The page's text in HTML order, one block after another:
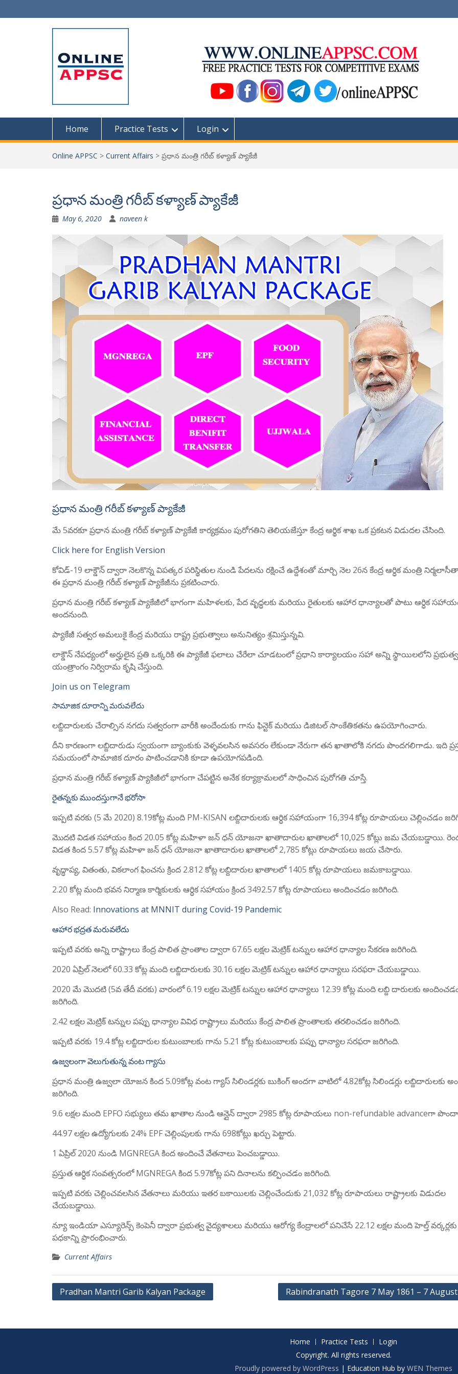
to
Home Practice Tests Login
Online APPSC > Current Affairs > ప్రధాన మంత్రి గరీబ్ కళ్యాణ్ ప్యాకేజీ
ప్రధాన మంత్రి గరీబ్ కళ్యాణ్ ప్యాకేజీ
May 6, 2020 naveen k
ప్రధాన మంత్రి గరీబ్ కళ్యాణ్ ప్యాకేజీ
మే 5వరకూ ప్రధాన మంత్రి గరీబ్ కళ్యాణ్ ప్యాకేజీ కార్యక్రమం పురోగతిని తెలియజేస్తూ కేంద్ర ఆర్థిక శాఖ ఒక ప్రకటన విడుదల చేసింది.
Click here for English Version
కోవిడ్-19 లాక్డౌన్ ద్వారా నెలకొన్న విపత్కర పరిస్థితుల నుండి పేదలను రక్షించే ఉద్దేశంతో మార్చి నెల 26న కేంద్ర ఆర్ధిక మంత్రి
ఈ ప్రధాన మంత్రి గరీబ్ కళ్యాణ్ ప్యాకేజీను ప్రకటించారు.
ప్రధాన మంత్రి గరీబ్ కళ్యాణ్ ప్యాకేజీలో భాగంగా మహిళలకు, పేద వృద్ధలకు మరియు రైతులకు ఆహార ధాన్యాలతో పొటు ఆర్ధిక
అందనుంది.
ప్యాకేజీ సత్వర అమలుకై కేంద్ర మరియు రాష్ట్ర ప్రభుత్వాలు అనునిత్యం శ్రమిస్తున్నవి.
లాక్డౌన్ నేపధ్యంలో అర్హులైన ప్రతి ఒక్కరికి ఈ ప్యాకేజీ ఫలాలు చేరేలా చూడటంలో ప్రధాని కార్యాలయం సహా అన్ని స్థాయిలలోని ప్రభుత్వ
యంత్రాంగం నిర్విరామ కృషి చేస్తుంది.
Join us on Telegram
సామాజిక దూరాన్ని మరువలేదు
లబ్దిదారులకు చేరాల్సిన నగదు సత్వరంగా వారీకి అందేందుకు గాను ఫిన్టెక్ మరియు డిజిటల్ సాంకేతికతను ఉపయోగించారు.
దీని కారణంగా లబ్దిదారుడు స్వయంగా బ్యాంకుకు వెళ్ళవలసిన అవసరం లేకుండా నేరుగా తన ఖాతాలోకి నగదు పొందగలిగాడు. ఇది
సమయంలో సామాజిక దూరం పాటించడానికి కూడా ఉపయోగపడింది.
ప్రధాన మంత్రి గరీబ్ కళ్యాణ్ ప్యాకిజీలో భాగంగా చేపట్టిన అనేక కర్యాక్రామలలో సాధించిన పురోగతి చూస్తే.
రైతన్నకు ముందస్తుగానే భరోసా
ఇప్పటి వరకు (5 మే 2020) 8.19కోట్ల మంది PM-KISAN లబ్దిదారులకు ఆర్ధిక సహాయంగా 16,394 కోట్ల రూపాయలు చెల్లించడం
మొదటి విడత సహాయం కింద 20.05 కోట్ల మహిళా జన్ ధన్ యోజనా ఖాతాదారుల ఖాతాలలో 10,025 కోట్లు జమ చేయబడ్డాయి.
విడత కింద 5.57 కోట్ల మహిళా జన్ ధన్ యోజనా ఖాతాదారుల ఖాతాలలో 2,785 కోట్లు రూపాయలు జయ చేసారు.
వృద్ధాప్య, వితంతు, వికలాంగ ఫించను క్రింద 2.812 కోట్ల లబ్దిదారుల ఖాతాలలో 1405 కోట్ల రూపాయలు జమకాబడ్డాయి.
2.20 కోట్ల మంది భవన నిర్మాణ కార్మికులకు ఆర్ధిక సహాయం క్రింద 3492.57 కోట్ల రూపాయలు అందించడం జరిగింది.
Also Read: Innovations at MNNIT during Covid-19 Pandemic
ఆహార భద్రత మరువలేదు
ఇప్పటి వరకు అన్ని రాష్ట్రాలు కేంద్ర పాలిత ప్రాంతాల ద్వారా 67.65 లక్షల మెట్రిక్ టన్నుల ఆహార ధాన్యాల సేకరణ జరిగింది.
2020 ఏప్రిల్ నెలలో 60.33 కోట్ల మంది లబ్దిదారులకు 30.16 లక్షల మెట్రిక్ టన్నుల ఆహార ధాన్యాలు సరఫరా చేయబడ్డాయి.
2020 మే మొదటి (5వ తేదీ వరకు) వారంలో 6.19 లక్షల మెట్రిక్ టన్నుల ఆహార ధాన్యాలు 12.39 కోట్ల మంది లబ్ది దారులకు
జరిగింది.
2.42 లక్షల మెట్రిక్ టన్నుల పప్పు ధాన్యాల వివిధ రాష్ట్రాలు మరియు కేంద్ర పాలిత ప్రాంతాలకు తరలించడం జరిగింది.
ఇప్పటి వరకు 19.4 కోట్ల లబ్దిదారుల కుటుంబాలకు గాను 5.21 కోట్ల కుటుంబాలకు పప్పు ధాన్యాల సరఫరా జరిగింది.
ఉజ్వలంగా వెలుగుతున్న వంట గ్యాసు
ప్రధాన మంత్రి ఉజ్వలా యోజన కింద 5.09కోట్ల వంట గ్యాస్ సిలిండర్లకు బుకింగ్ అందగా వాటిలో 4.82కోట్ల సిలిండర్లు లబ్దిదారులకు
జరిగింది.
9.6 లక్షల మంది EPFO సభ్యులు తమ ఖాతాల నుండి ఆన్లైన్ ద్వారా 2985 కోట్ల రూపాయలు non-refundable advanceగా
44.97 లక్షల ఉద్యోగులకు 24% EPF చెల్లింపులకు గాను 698కోట్లు ఖర్చు పెట్టారు.
1 ఏప్రిల్ 2020 నుండి MGNREGA కింద అందించే వేతనాలు పెంచబడ్డాయి.
ప్రస్తుత ఆర్ధిక సంవత్సరంలో MGNREGA కింద 5.97కోట్ల పని దినాలను కల్పించడం జరిగింది.
ఇప్పటి వరకు చెల్లించవలసిన వేతనాలు మరియు ఇతర బకాయిలకు చెల్లించేందుకు 21,032 కోట్ల రూపాయలు రాష్ట్రాలకు విడుదల
చేయబడ్డాయి.
న్యూ ఇండియా ఎస్యూరెన్స్ కెంపెనీ ద్వారా ప్రభుత్వ వైద్యశాలలు మరియు ఆరోగ్య కేంద్రాలలో పనిచేసే 22.12 లక్షల మంది హెల్త్
పధకాన్ని ప్రారంభించారు.
Current Affairs
Post
Pradhan Mantri Garib Kalyan Package Rabindranath Tagore 7 May 1861 – 7 August
Home Practice Tests
Login
Copyright. All rights reserved.
Proudly powered by WordPress | Education Hub by WEN Themes